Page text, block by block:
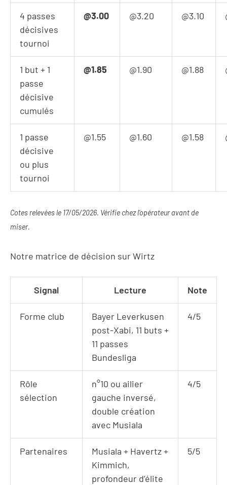
4 passes
décisives
tournoi
@3.00 @3.20 @3.10
1 but + 1
passe
décisive
cumulés
@1.85 @1.90 @1.88
1 passe
décisive
ou plus
tournoi
@1.55 @1.60 @1.58
Cotes relevées le 17/05/2026. Vérifie chez l’opérateur avant de
miser.
Notre matrice de décision sur Wirtz
Signal Lecture Note
Forme club
Bayer Leverkusen
post-Xabi, 11 buts +
11 passes
Bundesliga
4/5
Rôle
sélection
n°10 ou ailier
gauche inversé,
double création
avec Musiala
4/5
Partenaires
Musiala + Havertz +
Kimmich,
profondeur d’élite
5/5